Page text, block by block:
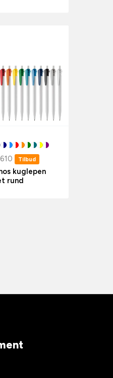
Tilbud
kuglepen
rund